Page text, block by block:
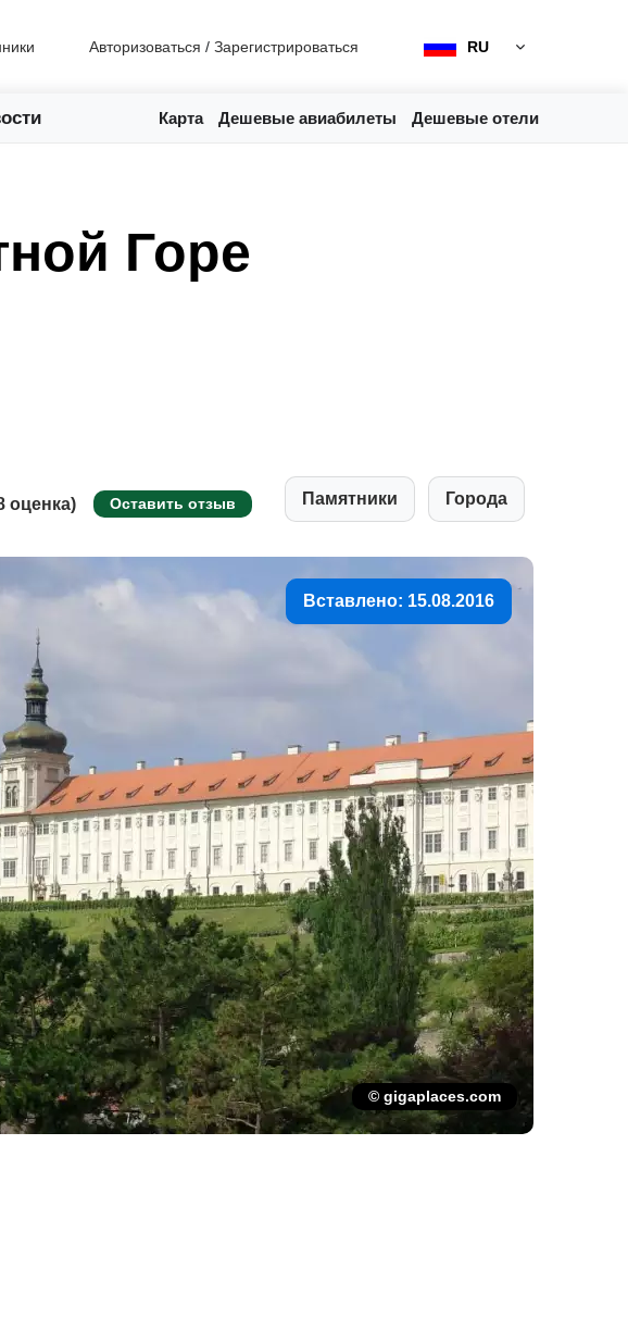
Авторизоваться / Зарегистрироваться RU
Карта Дешевые авиабилеты Дешевые отели
Горе
оценка) Оставить отзыв Памятники Города
Вставлено: 15.08.2016
© gigaplaces.com